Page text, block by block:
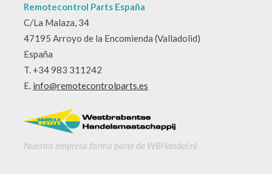
Remotecontrol Parts España
C/La Malaza, 34
47195 Arroyo de la Encomienda (Valladolid)
España
T. +34 983 311242
E. info@remotecontrolparts.es
Nuestra empresa forma parte de WBHandel.nl